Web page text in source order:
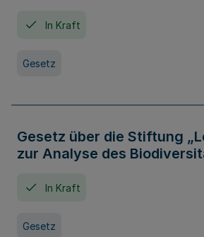
In Kraft
Gesetz
Gesetz über die Stiftung
zur Analyse des
In Kraft
Gesetz